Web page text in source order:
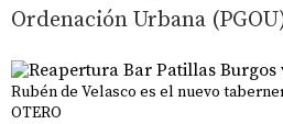
Ordenación Urbana
Rubén de Velasco es el nuevo
OTERO